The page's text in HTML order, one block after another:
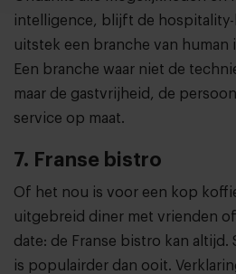
intelligence, blijft de
uitstek een branche van
Een branche waar niet de
maar de gastvrijheid, de
service op maat.
7. Franse bistro
Of het nou is voor een kop
uitgebreid diner met vrienden
date: de Franse bistro kan
is populairder dan ooit.